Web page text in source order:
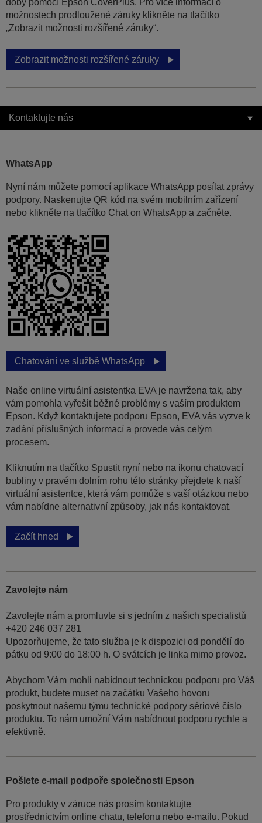
doby pomocí Epson CoverPlus. Pro více informací o
možnostech prodloužené záruky klikněte na tlačítko
„Zobrazit možnosti rozšířené záruky“.
Zobrazit možnosti rozšířené záruky
Kontaktujte nás
WhatsApp
Nyní nám můžete pomocí aplikace WhatsApp posílat zprávy
podpory. Naskenujte QR kód na svém mobilním zařízení
nebo klikněte na tlačítko Chat on WhatsApp a začněte.
Chatování ve službě WhatsApp
Naše online virtuální asistentka EVA je navržena tak, aby
vám pomohla vyřešit běžné problémy s vaším produktem
Epson. Když kontaktujete podporu Epson, EVA vás vyzve k
zadání příslušných informací a provede vás celým
procesem.
Kliknutím na tlačítko Spustit nyní nebo na ikonu chatovací
bubliny v pravém dolním rohu této stránky přejdete k naší
virtuální asistentce, která vám pomůže s vaší otázkou nebo
vám nabídne alternativní způsoby, jak nás kontaktovat.
Začít hned
Zavolejte nám
Zavolejte nám a promluvte si s jedním z našich specialistů
+420 246 037 281
Upozorňujeme, že tato služba je k dispozici od pondělí do
pátku od 9:00 do 18:00 h. O svátcích je linka mimo provoz.
Abychom Vám mohli nabídnout technickou podporu pro Váš
produkt, budete muset na začátku Vašeho hovoru
poskytnout našemu týmu technické podpory sériové číslo
produktu. To nám umožní Vám nabídnout podporu rychle a
efektivně.
Pošlete e-mail podpoře společnosti Epson
Pro produkty v záruce nás prosím kontaktujte
prostřednictvím online chatu, telefonu nebo e-mailu. Pokud